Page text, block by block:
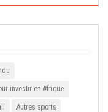
investir en Afrique
Autres sports